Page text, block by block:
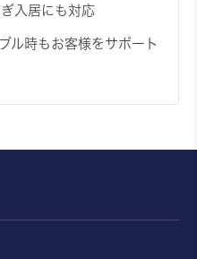
階 6,110円～/日
入居にも対応
ル時もお客様をサポート